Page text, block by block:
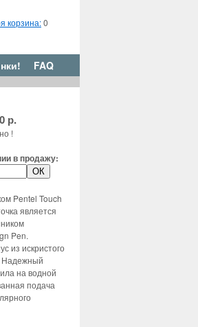
корзина:0
FAQ
р.
!
в продажу:
Pentel Touch
является
Pen.
из искристого
Надежный
на водной
подача